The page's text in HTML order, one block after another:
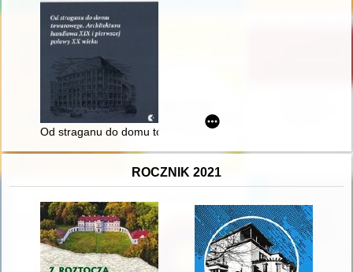
Od straganu do domu towarowego : architektura handlowa
ROCZNIK 2021